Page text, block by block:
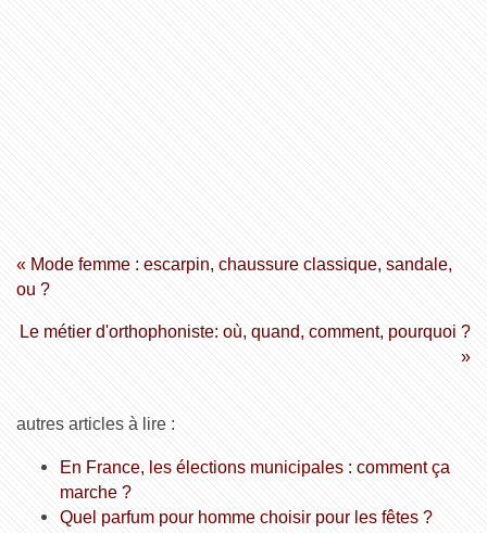
« Mode femme : escarpin, chaussure classique, sandale,
ou ?
Le métier d'orthophoniste: où, quand, comment, pourquoi ?
»
autres articles à lire :
En France, les élections municipales : comment ça
marche ?
Quel parfum pour homme choisir pour les fêtes ?